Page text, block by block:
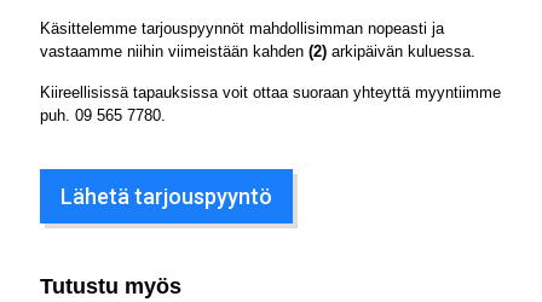
Käsittelemme tarjouspyynnöt mahdollisimman nopeasti ja
vastaamme niihin viimeistään kahden (2) arkipäivän kuluessa.
Kiireellisissä tapauksissa voit ottaa suoraan yhteyttä myyntiimme
puh. 09 565 7780
Lähetä tarjouspyyntö
Tutustu myös